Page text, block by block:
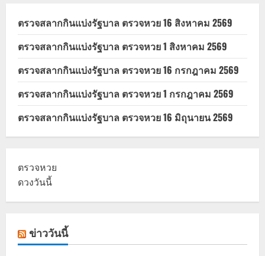
หรือ
ปั่น
กระแส?
ตรวจสลากกินแบ่งรัฐบาล ตรวจหวย 16 สิงหาคม 2569
ตรวจสลากกินแบ่งรัฐบาล ตรวจหวย 1 สิงหาคม 2569
ตรวจสลากกินแบ่งรัฐบาล ตรวจหวย 16 กรกฎาคม 2569
ตรวจสลากกินแบ่งรัฐบาล ตรวจหวย 1 กรกฎาคม 2569
ตรวจสลากกินแบ่งรัฐบาล ตรวจหวย 16 มิถุนายน 2569
ตรวจหวย
ดวงวันนี้
ข่าววันนี้